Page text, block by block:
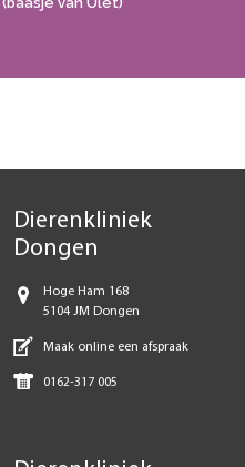
Dierenkliniek
Dongen
Hoge Ham 168
5104 JM Dongen
Maak online een afspraak
0162-317 005